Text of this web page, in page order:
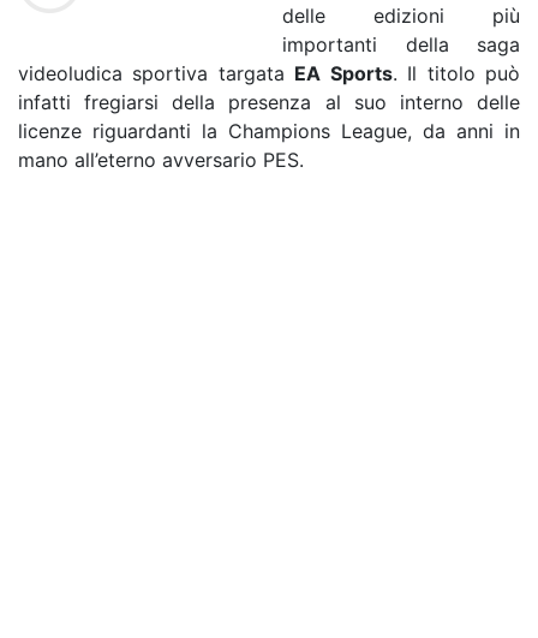
delle edizioni più
importanti della saga
videoludica sportiva targata EA Sports. Il titolo può
infatti fregiarsi della presenza al suo interno delle
licenze riguardanti la Champions League, da anni in
mano all’eterno avversario PES.